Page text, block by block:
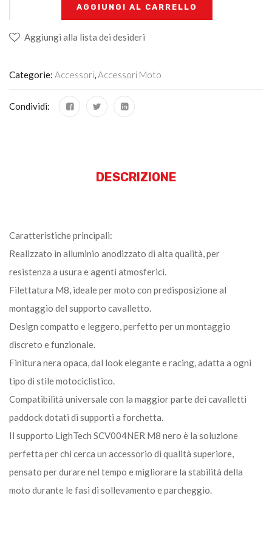
AGGIUNGI AL CARRELLO
Aggiungi alla lista dei desideri
Categorie: Accessori,Accessori Moto
Condividi:
DESCRIZIONE
Caratteristiche principali:
Realizzato in alluminio anodizzato di alta qualità, per
resistenza a usura e agenti atmosferici.
Filettatura M8, ideale per moto con predisposizione al
montaggio del supporto cavalletto.
Design compatto e leggero, perfetto per un montaggio
discreto e funzionale.
Finitura nera opaca, dal look elegante e racing, adatta a ogni
tipo di stile motociclistico.
Compatibilità universale con la maggior parte dei cavalletti
paddock dotati di supporti a forchetta.
Il supporto LighTech SCV004NER M8 nero è la soluzione
perfetta per chi cerca un accessorio di qualità superiore,
pensato per durare nel tempo e migliorare la stabilità della
moto durante le fasi di sollevamento e parcheggio.